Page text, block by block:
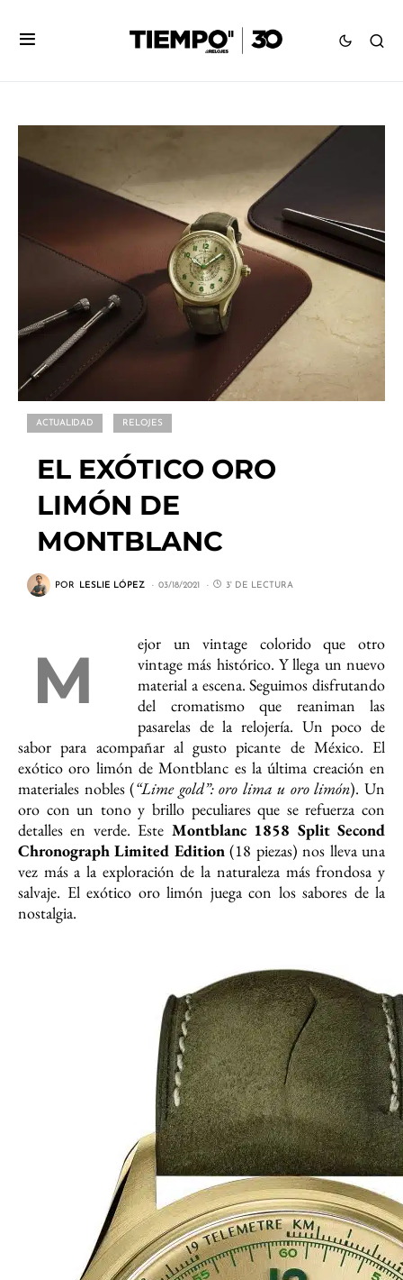
ACTUALIDAD RELOJES
EL EXÓTICO ORO
LIMÓN DE
MONTBLANC
POR LESLIE LÓPEZ 03/18/2021 3' DE LECTURA
M
ejor un vintage colorido que otro
vintage más histórico. Y llega un nuevo
material a escena. Seguimos disfrutando
del cromatismo que reaniman las
pasarelas de la relojería. Un poco de
sabor para acompañar al gusto picante de México. El
exótico oro limón de Montblanc es la última creación en
materiales nobles (“Lime gold”: oro lima u oro limón). Un
oro con un tono y brillo peculiares que se refuerza con
detalles en verde. Este Montblanc 1858 Split Second
Chronograph Limited Edition(18 piezas) nos lleva una
vez más a la exploración de la naturaleza más frondosa y
salvaje. El exótico oro limón juega con los sabores de la
nostalgia.